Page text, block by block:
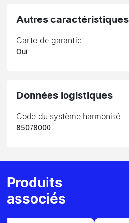
Autres caractéristiques
Carte de garantie
Oui
Données logistiques
Code du système harmonisé
85078000
Produits
associés